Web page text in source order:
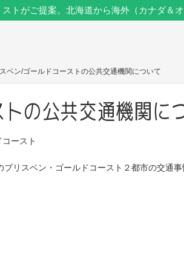
トがご提案。北海道から海外（カナダ＆
ベン/ゴールドコーストの公共交通機関について
の公共交通機関に
ースト
リスベン・ゴールドコースト２都市の交通